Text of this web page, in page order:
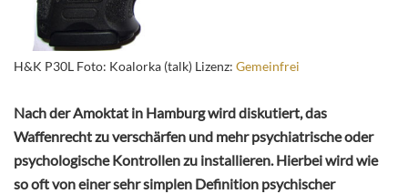
H&K P30L Foto: Koalorka (talk) Lizenz: Gemeinfrei
Nach der Amoktat in Hamburg wird diskutiert, das
Waffenrecht zu verschärfen und mehr psychiatrische oder
psychologische Kontrollen zu installieren. Hierbei wird wie
so oft von einer sehr simplen Definition psychischer